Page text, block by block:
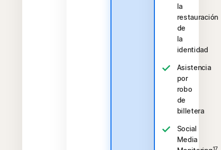
la
restauración
de
la
identidad
Asistencia
por
robo
de
billetera
Social
Media
17